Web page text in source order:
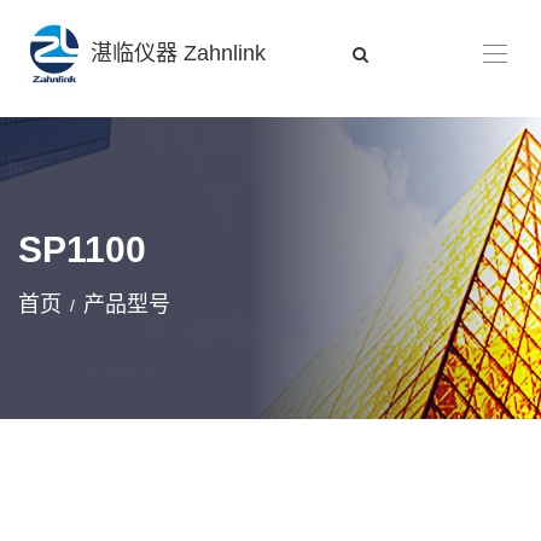
湛临仪器 Zahnlink
SP1100
首页 产品型号